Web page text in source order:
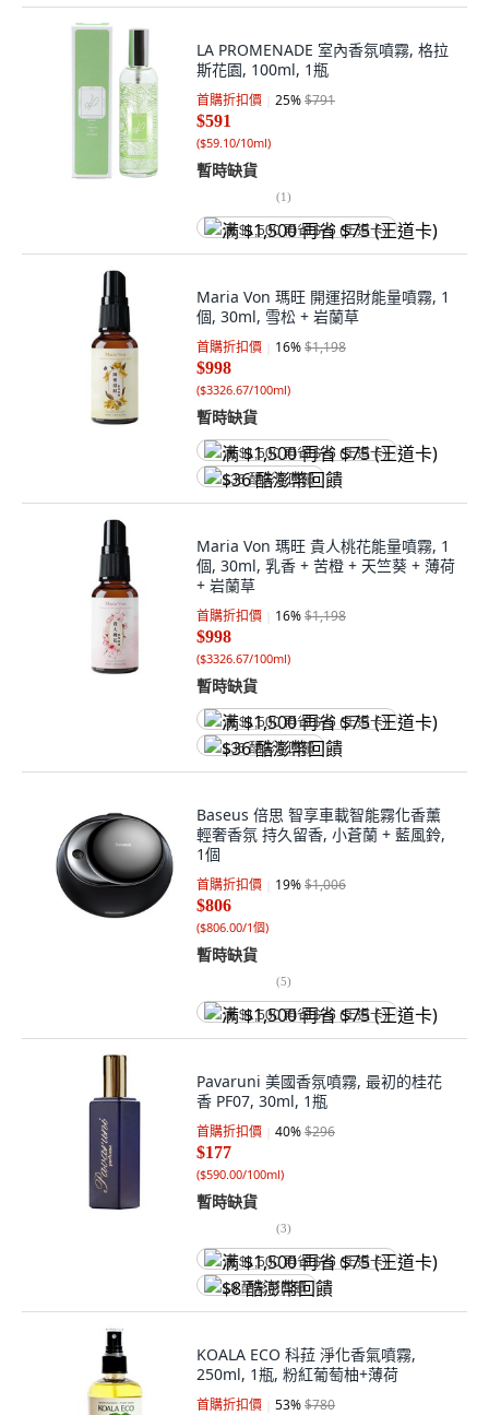
LA PROMENADE 室內香氛噴霧, 格拉
斯花園, 100ml, 1瓶
首購折扣價 25%$791
$591
($59.10/10ml)
暫時缺貨
(1)
满 $1,500 再省 $75 (王道卡)
Maria Von 瑪旺 開運招財能量噴霧, 1
個, 30ml, 雪松 + 岩蘭草
首購折扣價 16%$1,198
$998
($3326.67/100ml)
暫時缺貨
满 $1,500 再省 $75 (王道卡)
$36 酷澎幣回饋
Maria Von 瑪旺 貴人桃花能量噴霧, 1
個, 30ml, 乳香 + 苦橙 + 天竺葵 + 薄荷
+ 岩蘭草
首購折扣價 16%$1,198
$998
($3326.67/100ml)
暫時缺貨
满 $1,500 再省 $75 (王道卡)
$36 酷澎幣回饋
Baseus 倍思 智享車載智能霧化香薰
輕奢香氛 持久留香, 小蒼蘭 + 藍風鈴,
1個
首購折扣價 19%$1,006
$806
($806.00/1個)
暫時缺貨
(5)
满 $1,500 再省 $75 (王道卡)
Pavaruni 美國香氛噴霧, 最初的桂花
香 PF07, 30ml, 1瓶
首購折扣價 40%$296
$177
($590.00/100ml)
暫時缺貨
(3)
满 $1,500 再省 $75 (王道卡)
$8 酷澎幣回饋
KOALA ECO 科菈 淨化香氣噴霧,
250ml, 1瓶, 粉紅葡萄柚+薄荷
首購折扣價 53%$780